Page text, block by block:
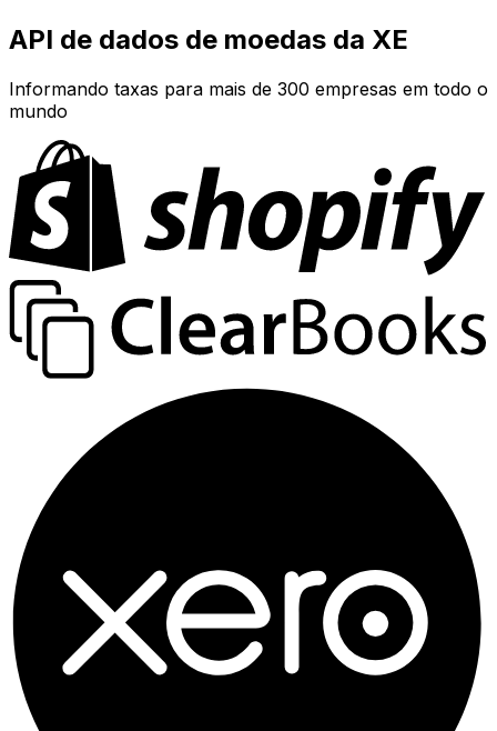
API de dados de moedas da XE
Informando taxas para mais de 300 empresas em todo o
mundo